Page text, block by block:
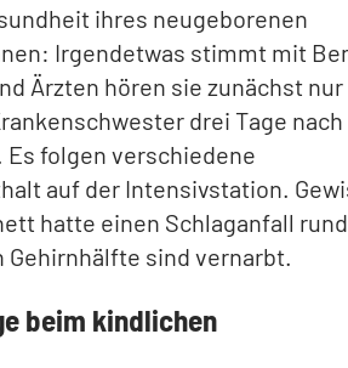
ihres neugeborenen
Irgendetwas stimmt mit
Ärzten hören sie zunächst nur
drei Tage
folgen verschiedene
auf der Intensivstation.
hatte einen Schlaganfall
sind vernarbt.
beim kindlichen